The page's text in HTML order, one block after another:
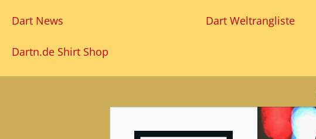
Dart News Dart Weltrangliste
Dartn.de Shirt Shop